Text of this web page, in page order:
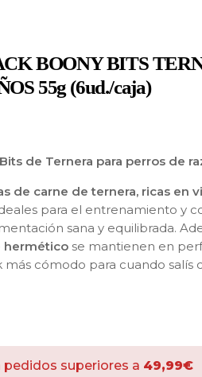
BOONY BITS
55g (6ud./caja)
de Ternera para perros de
de carne de ternera, ricas en
para el entrenamiento y
sana y equilibrada.
hermético se mantienen en
más cómodo para cuando salís
pedidos superiores a 49,99€